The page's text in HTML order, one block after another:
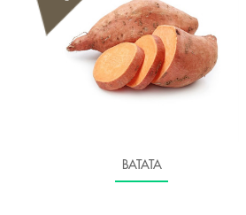
BATATA